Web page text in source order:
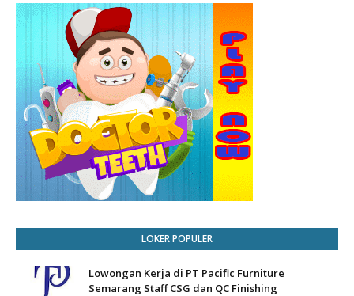
LOKER POPULER
Lowongan Kerja di PT Pacific Furniture
Semarang Staff CSG dan QC Finishing